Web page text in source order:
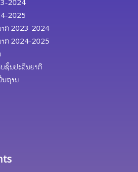
2025
າກ 2023-2024
າກ 2024-2025
ຊັ້ນປະລິນຍາຕີ
ຖານ